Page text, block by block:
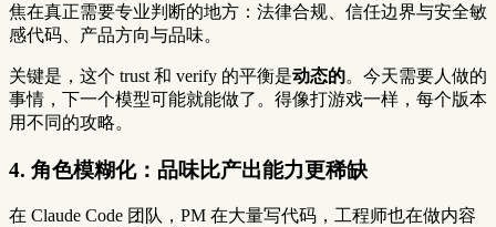
焦在真正需要专业判断的地方：法律合规、信任边界与安全敏
感代码、产品方向与品味。
关键是，这个 trust 和 verify 的平衡是动态的。今天需要人做的
事情，下一个模型可能就能做了。得像打游戏一样，每个版本
用不同的攻略。
4. 角色模糊化：品味比产出能力更稀缺
在 Claude Code 团队，PM 在大量写代码，工程师也在做内容